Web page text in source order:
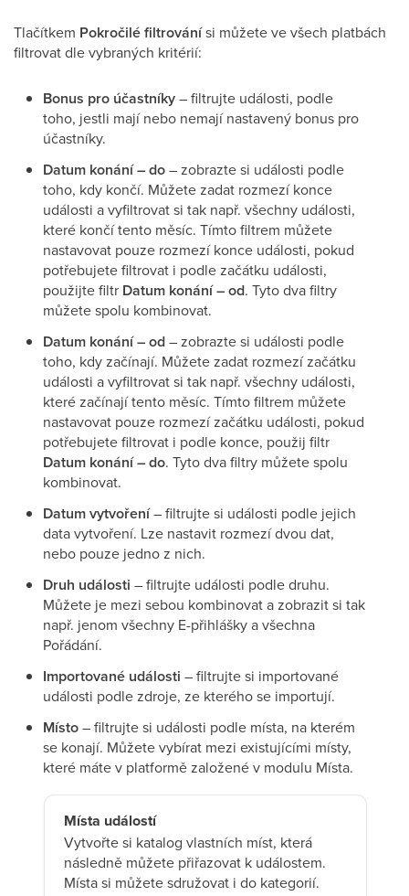
Tlačítkem Pokročilé filtrovánísi můžete ve všech platbách
filtrovat dle vybraných kritérií:
Bonus pro účastníky– filtrujte události, podle
toho, jestli mají nebo nemají nastavený bonus pro
účastníky.
Datum konání – do– zobrazte si události podle
toho, kdy končí. Můžete zadat rozmezí konce
události a vyfiltrovat si tak např. všechny události,
které končí tento měsíc. Tímto filtrem můžete
nastavovat pouze rozmezí konce události, pokud
potřebujete filtrovat i podle začátku události,
použijte filtr Datum konání – od. Tyto dva filtry
můžete spolu kombinovat.
Datum konání – od– zobrazte si události podle
toho, kdy začínají. Můžete zadat rozmezí začátku
události a vyfiltrovat si tak např. všechny události,
které začínají tento měsíc. Tímto filtrem můžete
nastavovat pouze rozmezí začátku události, pokud
potřebujete filtrovat i podle konce, použij filtr
Datum konání – do. Tyto dva filtry můžete spolu
kombinovat.
Datum vytvoření– filtrujte si události podle jejich
data vytvoření. Lze nastavit rozmezí dvou dat,
nebo pouze jedno z nich.
Druh události – filtrujte události podle druhu.
Můžete je mezi sebou kombinovat a zobrazit si tak
např. jenom všechny E-přihlášky a všechna
Pořádání.
Importované události – filtrujte si importované
události podle zdroje, ze kterého se importují.
Místo– filtrujte si události podle místa, na kterém
se konají. Můžete vybírat mezi existujícími místy,
které máte v platformě založené v modulu Místa.
Místa událostí
Vytvořte si katalog vlastních míst, která
následně můžete přiřazovat k událostem.
Místa si můžete sdružovat i do kategorií.